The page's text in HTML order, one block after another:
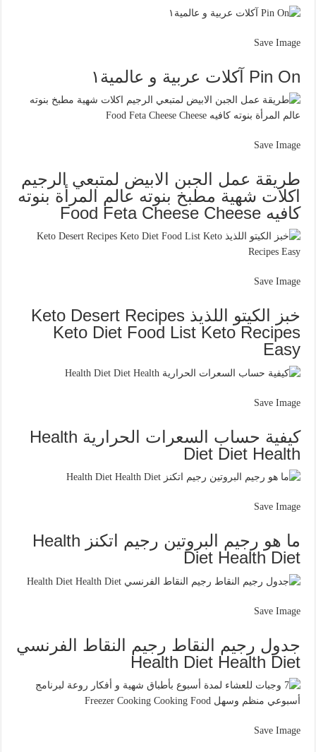
Save Image
Pin On آكلات عربية و عالمية١
Save Image
طريقة عمل الجبن الابيض لمتبعي الرجيم
اكلات شهية مطبخ بنوته عالم المرأة بنوته
كافيه Food Feta Cheese Cheese
Save Image
خبز الكيتو اللذيذ Keto Desert Recipes
Keto Diet Food List Keto Recipes
Easy
Save Image
كيفية حساب السعرات الحرارية Health
Diet Diet Health
Save Image
ما هو رجيم البروتين رجيم اتكنز Health
Diet Health Diet
Save Image
جدول رجيم النقاط رجيم النقاط الفرنسي
Health Diet Health Diet
Save Image